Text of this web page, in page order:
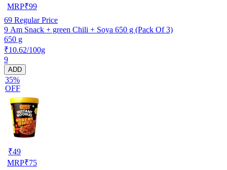
MRP₹99
69 Regular Price
9 Am Snack + green Chili + Soya 650 g (Pack Of 3)
650 g
₹10.62/100g
9
ADD
35%
OFF
₹49
MRP₹75